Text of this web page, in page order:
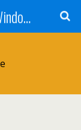
Windows 11 - Windows 10 - Windows 8 - Windows 7 - VISTA